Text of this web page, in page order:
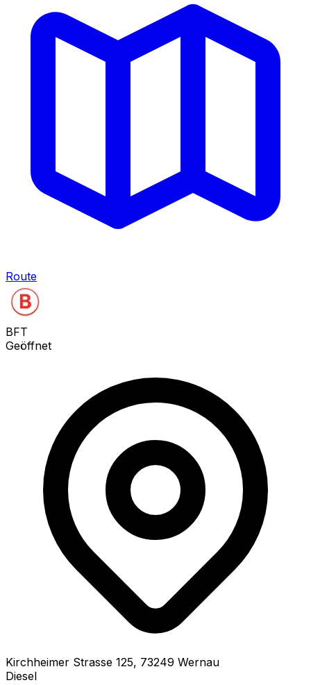
Route
BFT
Geöffnet
Kirchheimer Strasse 125, 73249 Wernau
Diesel